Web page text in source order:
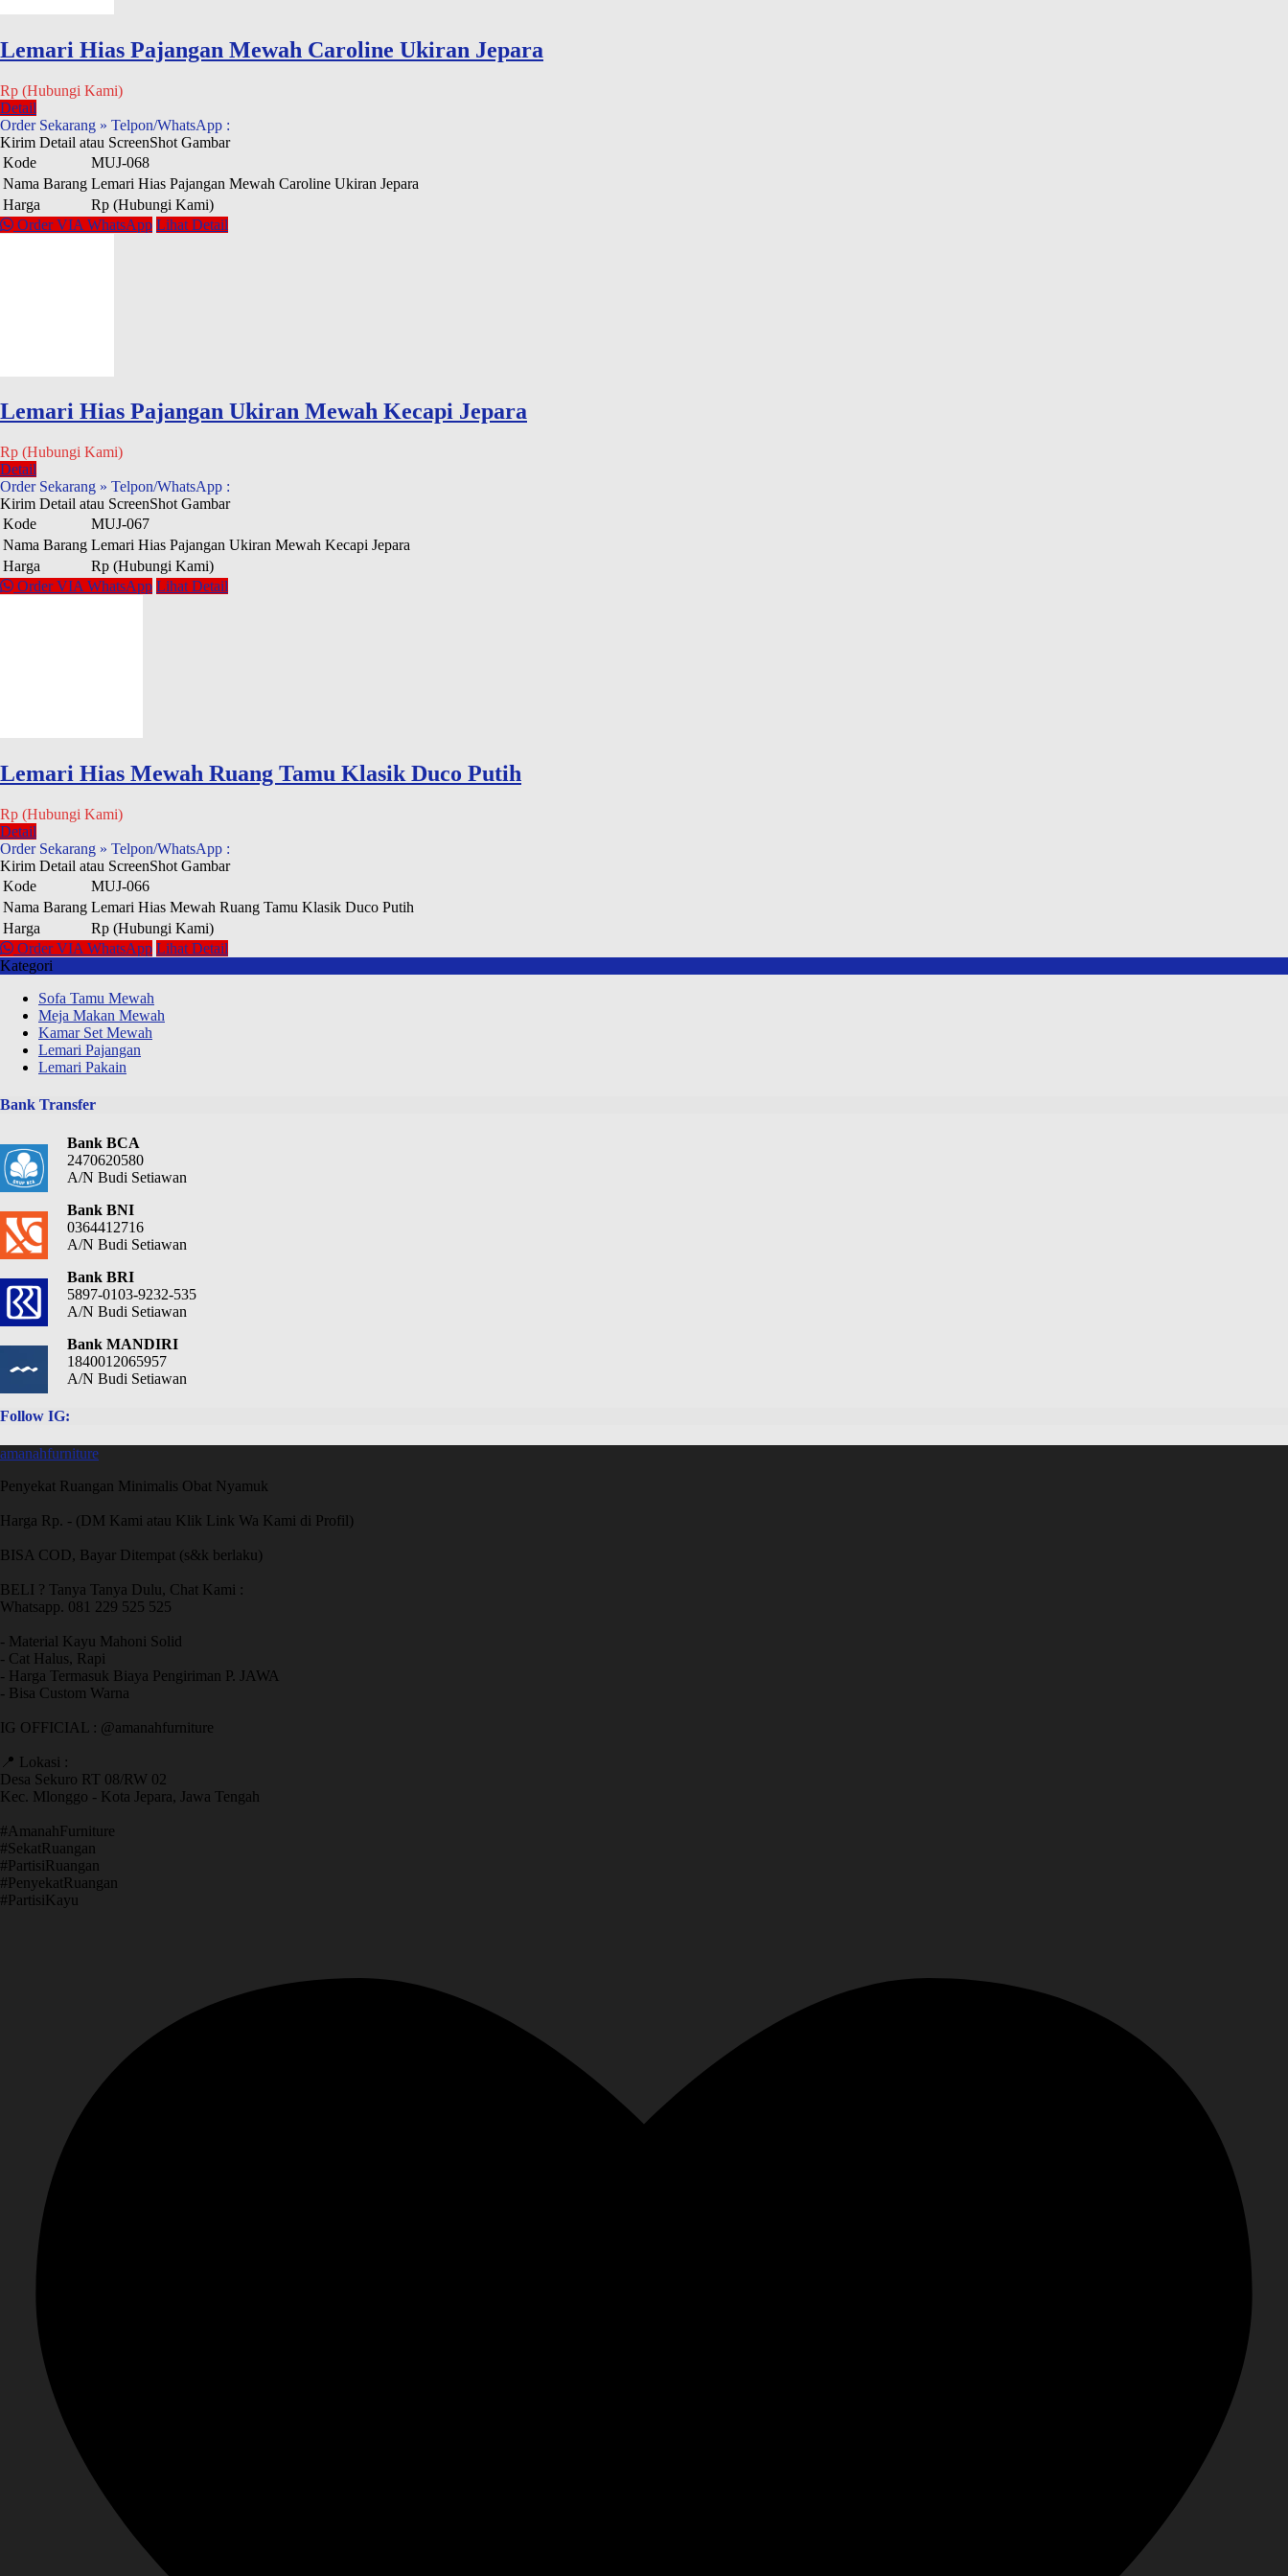
Lemari Hias Pajangan Mewah Caroline Ukiran Jepara
Rp (Hubungi Kami)
Detail
Order Sekarang » Telpon/WhatsApp :
Kirim Detail atau ScreenShot Gambar
Kode
MUJ-068
Nama Barang Lemari Hias Pajangan Mewah Caroline Ukiran Jepara
Harga
Rp (Hubungi Kami)
Order VIA WhatsApp Lihat Detail
Lemari Hias Pajangan Ukiran Mewah Kecapi Jepara
Rp (Hubungi Kami)
Detail
Order Sekarang » Telpon/WhatsApp :
Kirim Detail atau ScreenShot Gambar
Kode
MUJ-067
Nama Barang Lemari Hias Pajangan Ukiran Mewah Kecapi Jepara
Harga
Rp (Hubungi Kami)
Order VIA WhatsApp Lihat Detail
Lemari Hias Mewah Ruang Tamu Klasik Duco Putih
Rp (Hubungi Kami)
Detail
Order Sekarang » Telpon/WhatsApp :
Kirim Detail atau ScreenShot Gambar
Kode
MUJ-066
Nama Barang Lemari Hias Mewah Ruang Tamu Klasik Duco Putih
Harga
Rp (Hubungi Kami)
Order VIA WhatsApp Lihat Detail
Kategori
Sofa Tamu Mewah
Meja Makan Mewah
Kamar Set Mewah
Lemari Pajangan
Lemari Pakain
Bank Transfer
Bank BCA
2470620580
A/N Budi Setiawan
Bank BNI
0364412716
A/N Budi Setiawan
Bank BRI
5897-0103-9232-535
A/N Budi Setiawan
Bank MANDIRI
1840012065957
A/N Budi Setiawan
Follow IG:
amanahfurniture
Penyekat Ruangan Minimalis Obat Nyamuk
Harga Rp. - (DM Kami atau Klik Link Wa Kami di Profil)
BISA COD, Bayar Ditempat (s&k berlaku)
BELI ? Tanya Tanya Dulu, Chat Kami :
Whatsapp. 081 229 525 525
- Material Kayu Mahoni Solid
- Cat Halus, Rapi
- Harga Termasuk Biaya Pengiriman P. JAWA
- Bisa Custom Warna
IG OFFICIAL : @amanahfurniture
📍 Lokasi :
Desa Sekuro RT 08/RW 02
Kec. Mlonggo - Kota Jepara, Jawa Tengah
​#AmanahFurniture
​#SekatRuangan
​#PartisiRuangan
​#PenyekatRuangan
​#PartisiKayu